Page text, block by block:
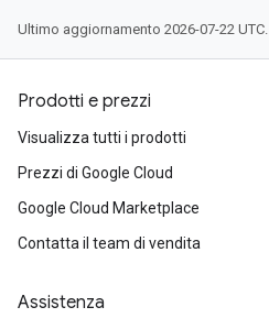
Ultimo aggiornamento 2026-07-22 UTC.
Prodotti e prezzi
Visualizza tutti i prodotti
Prezzi di Google Cloud
Google Cloud Marketplace
Contatta il team di vendita
Assistenza